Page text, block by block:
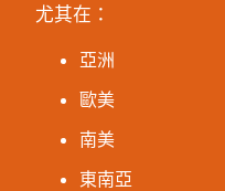
尤其在：
亞洲
歐美
南美
東南亞